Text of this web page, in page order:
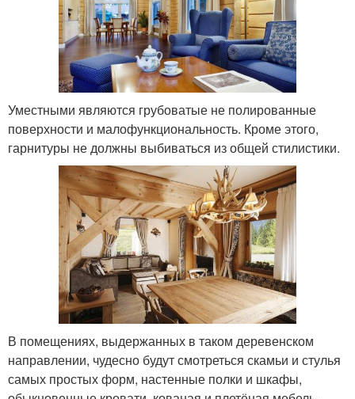
Уместными являются грубоватые не полированные
поверхности и малофункциональность. Кроме этого,
гарнитуры не должны выбиваться из общей стилистики.
В помещениях, выдержанных в таком деревенском
направлении, чудесно будут смотреться скамьи и стулья
самых простых форм, настенные полки и шкафы,